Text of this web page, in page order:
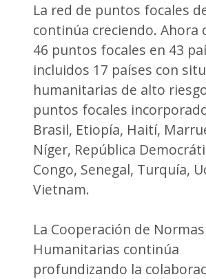
La red de puntos focales
continúa creciendo. Ahora
46 puntos focales en 43
incluidos 17 países con
humanitarias de alto
puntos focales
Brasil, Etiopía, Haití,
Níger, República
Congo, Senegal, Turquía,
Vietnam.
La Cooperación de Normas
Humanitarias continúa
profundizando la